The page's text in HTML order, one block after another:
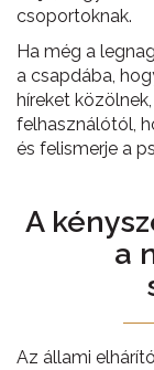
csoportoknak.
Ha még a
a csapdába,
híreket
felhasználótól,
és felismerje a
A
a
Az állami